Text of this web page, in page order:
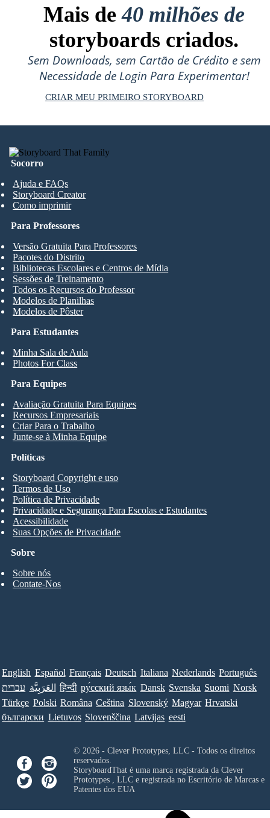
Mais de40 milhões de
storyboards criados.
Sem Downloads, sem Cartão de Crédito e sem
Necessidade de Login Para Experimentar!
CRIAR MEU PRIMEIRO STORYBOARD
Socorro
Ajuda e FAQs
Storyboard Creator
Como imprimir
Para Estudantes
Minha Sala de Aula
Photos For Class
Para Professores
Versão Gratuita Para Professores
Pacotes do Distrito
Bibliotecas Escolares e Centros de Mídia
Sessões de Treinamento
Todos os Recursos do Professor
Modelos de Planilhas
Modelos de Pôster
Para Equipes
Avaliação Gratuita Para Equipes
Recursos Empresariais
Criar Para o Trabalho
Junte-se à Minha Equipe
Sobre
Sobre nós
Contate-Nos
Políticas
Storyboard Copyright e uso
Termos de Uso
Política de Privacidade
Privacidade e Segurança Para Escolas e Estudantes
Acessibilidade
Suas Opções de Privacidade
English Español Français Deutsch Italiana Nederlands Português
עברית العَرَبِيَّة हिन्दी ру́сский язы́к Dansk Svenska Suomi Norsk
Türkçe Polski Româna Ceština Slovenský Magyar Hrvatski
български Lietuvos Slovenščina Latvijas eesti
© 2026 - Clever Prototypes, LLC - Todos os direitos
reservados.
StoryboardThat é uma marca registrada da Clever
Prototypes , LLCe registrada no Escritório de Marcas e
Patentes dos EUA